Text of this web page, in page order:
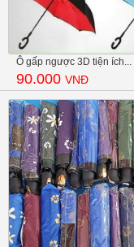
Ô gấp ngược 3D tiện ích...
90.000 VNĐ